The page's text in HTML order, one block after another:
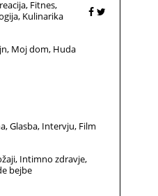
Fitnes
Kulinarika
Moj dom Huda
Glasba Intervju Film
Intimno zdravje
bejbe